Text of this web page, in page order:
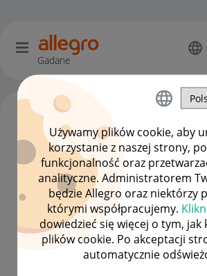
Używamy plików cookie, aby
korzystanie z naszej strony,
funkcjonalność oraz
analityczne. Administratorem
będzie Allegro oraz niektórzy
którymi współpracujemy.
dowiedzieć się więcej o tym, jak
plików cookie. Po akceptacji
automatycznie
Gadane
kytorr
#13 Ambasador